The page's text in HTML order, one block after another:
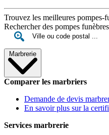
Trouvez les meilleures pompes-
Rechercher des pompes
Marbrerie
Comparer les marbriers
Demande de devis
En savoir plus sur la
Services marbrerie